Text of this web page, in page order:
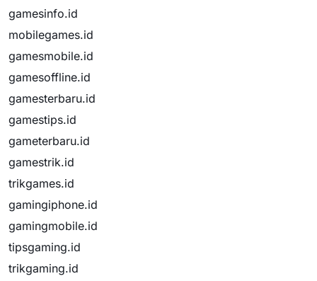
gamesinfo.id
mobilegames.id
gamesmobile.id
gamesoffline.id
gamesterbaru.id
gamestips.id
gameterbaru.id
gamestrik.id
trikgames.id
gamingiphone.id
gamingmobile.id
tipsgaming.id
trikgaming.id